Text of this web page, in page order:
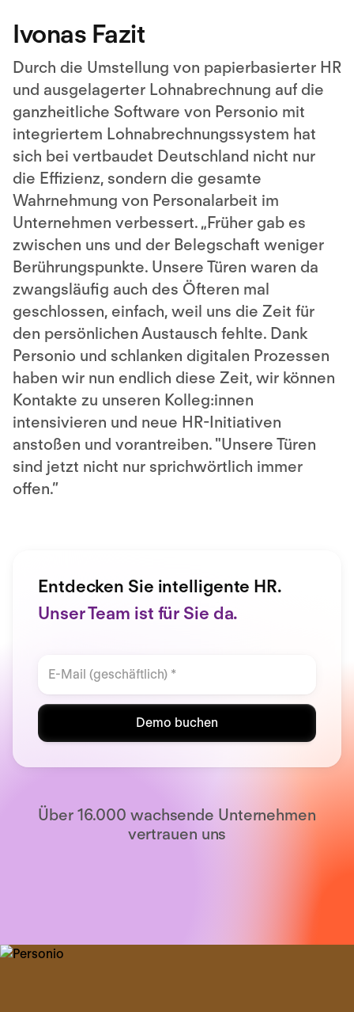
Ivonas Fazit
Durch die Umstellung von papierbasierter HR
und ausgelagerter Lohnabrechnung auf die
ganzheitliche Software von Personio mit
integriertem Lohnabrechnungssystem hat
sich bei vertbaudet Deutschland nicht nur
die Effizienz, sondern die gesamte
Wahrnehmung von Personalarbeit im
Unternehmen verbessert. „Früher gab es
zwischen uns und der Belegschaft weniger
Berührungspunkte. Unsere Türen waren da
zwangsläufig auch des Öfteren mal
geschlossen, einfach, weil uns die Zeit für
den persönlichen Austausch fehlte. Dank
Personio und schlanken digitalen Prozessen
haben wir nun endlich diese Zeit, wir können
Kontakte zu unseren Kolleg:innen
intensivieren und neue HR-Initiativen
anstoßen und vorantreiben. "Unsere Türen
sind jetzt nicht nur sprichwörtlich immer
offen.”
Entdecken Sie intelligente HR.
Unser Team ist für Sie da.
Demo buchen
Über 16.000 wachsende Unternehmen
vertrauen uns